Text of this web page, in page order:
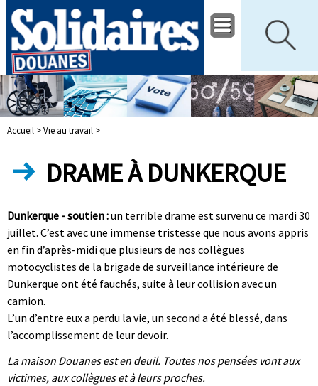
Accueil >Vie au travail >
DRAME À DUNKERQUE
Dunkerque - soutien :un terrible drame est survenu ce mardi 30
juillet. C’est avec une immense tristesse que nous avons appris
en fin d’après-midi que plusieurs de nos collègues
motocyclistes de la brigade de surveillance intérieure de
Dunkerque ont été fauchés, suite à leur collision avec un
camion.
L’un d’entre eux a perdu la vie, un second a été blessé, dans
l’accomplissement de leur devoir.
La maison Douanes est en deuil. Toutes nos pensées vont aux
victimes, aux collègues et à leurs proches.